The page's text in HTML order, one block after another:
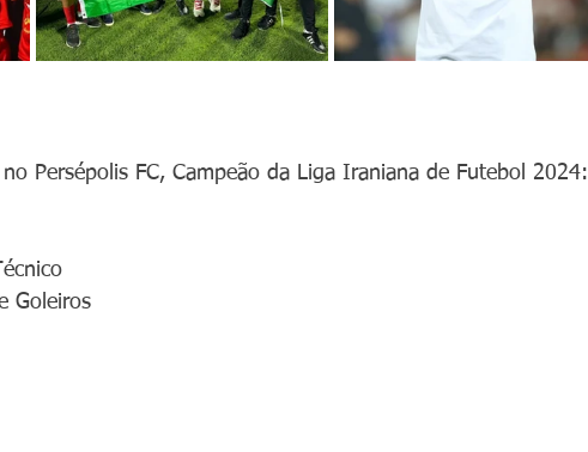
Persépolis FC, Campeão da Liga Iraniana de Futebol 2024:
Goleiros